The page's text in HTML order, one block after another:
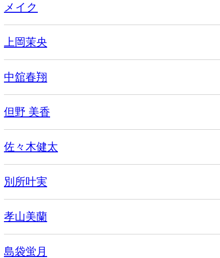
メイク
上岡茉央
中舘春翔
但野 美香
佐々木健太
別所叶実
孝山美蘭
島袋蛍月